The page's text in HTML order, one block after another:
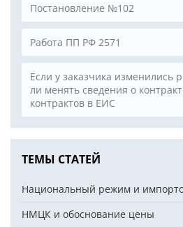
Постановление №102
Работа ПП РФ 2571
Если у заказчика изменились
ли менять сведения о
контрактов в ЕИС
ТЕМЫ СТАТЕЙ
Национальный режим и
НМЦК и обоснование цены